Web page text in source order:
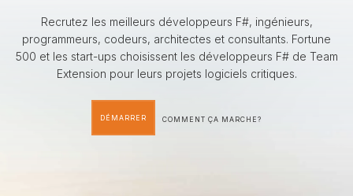
Recrutez les meilleurs développeurs F#, ingénieurs,
programmeurs, codeurs, architectes et consultants. Fortune
500 et les start-ups choisissent les développeurs F# de Team
Extension pour leurs projets logiciels critiques.
DÉMARRER COMMENT ÇA MARCHE?